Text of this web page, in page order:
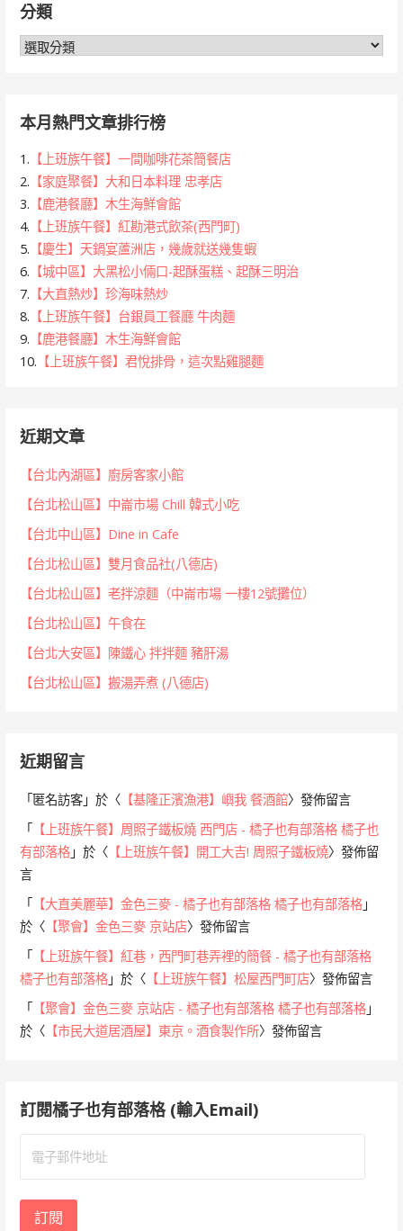
字:分類
分
本月熱門文章排行榜
1. 【上班族午餐】一間咖啡花茶簡餐店
2. 【家庭聚餐】大和日本料理 忠孝店
3. 【鹿港餐廳】木生海鮮會館
4. 【上班族午餐】紅勘港式飲茶(西門町)
5. 【慶生】天鍋宴蘆洲店，幾歲就送幾隻蝦
6. 【城中區】大黑松小倆口-起酥蛋糕、起酥三明治
7. 【大直熱炒】珍海味熱炒
8. 【上班族午餐】台銀員工餐廳 牛肉麵
9. 【鹿港餐廳】木生海鮮會館
10. 【上班族午餐】君悅排骨，這次點雞腿麵
近期文章
【台北內湖區】廚房客家小館
【台北松山區】中崙市場 Chill 韓式小吃
【台北中山區】Dine in Cafe
【台北松山區】雙月食品社(八德店)
【台北松山區】老拌涼麵（中崙市場 一樓12號攤位）
【台北松山區】午食在
【台北大安區】陳鐵心 拌拌麵 豬肝湯
【台北松山區】搬湯弄煮 (八德店)
近期留言
「匿名訪客 」於〈 【基隆正濱漁港】嶼我 餐酒館〉發佈留言
「 【上班族午餐】周照子鐵板燒 西門店 - 橘子也有部落格 橘子也
有部落格 」於〈 【上班族午餐】開工大吉! 周照子鐵板燒〉發佈留
言
「 【大直美麗華】金色三麥 - 橘子也有部落格 橘子也有部落格 」
於〈 【聚會】金色三麥 京站店〉發佈留言
「 【上班族午餐】紅巷，西門町巷弄裡的簡餐 - 橘子也有部落格
橘子也有部落格 」於〈 【上班族午餐】松屋西門町店〉發佈留言
「 【聚會】金色三麥 京站店 - 橘子也有部落格 橘子也有部落格 」
於〈 【市民大道居酒屋】東京。酒食製作所〉發佈留言
訂閱橘子也有部落格 (輸入Email)
訂閱